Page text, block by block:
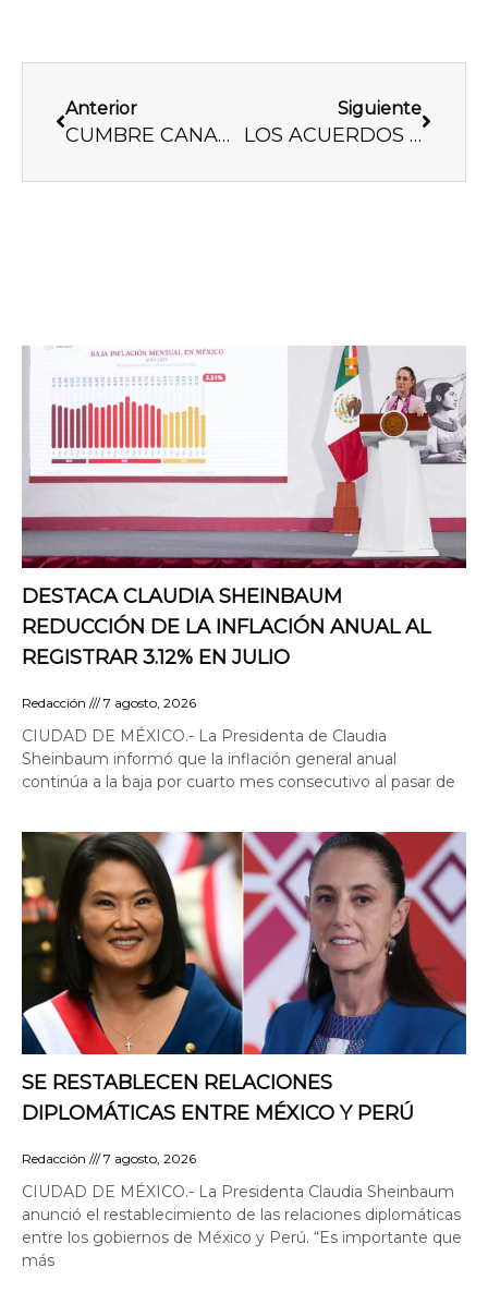
Anterior
CUMBRE CANADÁ-USA-MÉXICO: DEL DICHO AL HECHO…
Siguiente
LOS ACUERDOS DE LA CUMBRE
DESTACA CLAUDIA SHEINBAUM
REDUCCIÓN DE LA INFLACIÓN ANUAL AL
REGISTRAR 3.12% EN JULIO
Redacción 7 agosto, 2026
CIUDAD DE MÉXICO.- La Presidenta de Claudia
Sheinbaum informó que la inflación general anual
continúa a la baja por cuarto mes consecutivo al pasar de
SE RESTABLECEN RELACIONES
DIPLOMÁTICAS ENTRE MÉXICO Y PERÚ
Redacción 7 agosto, 2026
CIUDAD DE MÉXICO.- La Presidenta Claudia Sheinbaum
anunció el restablecimiento de las relaciones diplomáticas
entre los gobiernos de México y Perú. “Es importante que
más